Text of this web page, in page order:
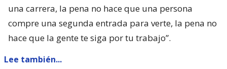
una carrera, la pena no hace que una persona
compre una segunda entrada para verte, la pena no
hace que la gente te siga por tu trabajo”.
Lee también...